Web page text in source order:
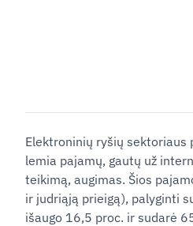
Elektroninių ryšių sektoriaus
lemia pajamų, gautų už
teikimą, augimas. Šios
ir judriąją prieigą), palyginti
išaugo 16,5 proc. ir sudarė